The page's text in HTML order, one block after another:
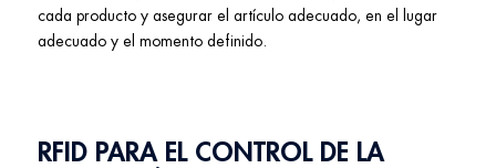
cada producto y asegurar el artículo adecuado, en el lugar
adecuado y el momento definido.
RFID PARA EL CONTROL DE LA